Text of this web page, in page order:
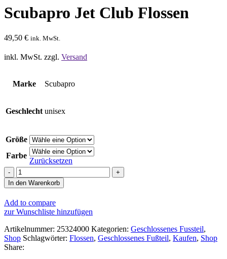
Scubapro Jet Club Flossen
49,50 € ink. MwSt.
inkl. MwSt. zzgl. Versand
Marke Scubapro
Geschlecht unisex
Größe
Farbe
Zurücksetzen
Scubapro
Jet
Club
Flossen
Menge
In den Warenkorb
Add to compare
zur Wunschliste hinzufügen
Artikelnummer: 25324000 Kategorien: Geschlossenes Fussteil,
Shop Schlagwörter: Flossen, Geschlossenes Fußteil, Kaufen, Shop
Share: